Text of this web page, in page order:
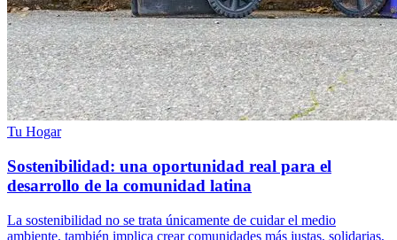
Tu Hogar
Sostenibilidad: una oportunidad real para el
desarrollo de la comunidad latina
La sostenibilidad no se trata únicamente de cuidar el medio
ambiente, también implica crear comunidades más justas, solidarias,